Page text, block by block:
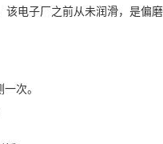
电子厂之前从未润滑，是偏
次。